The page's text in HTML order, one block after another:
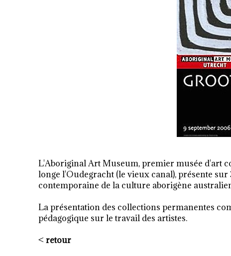
L'Aboriginal Art Museum, premier musée d'art
longe l'Oudegracht (le vieux canal), présente
contemporaine de la culture aborigène
La présentation des collections permanentes
pédagogique sur le travail des artistes.
< retour